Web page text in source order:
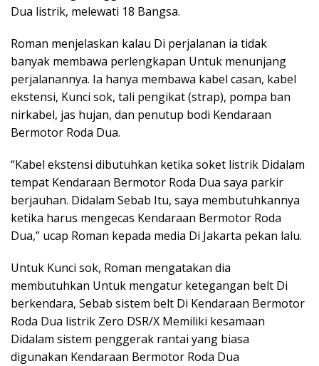
Dua listrik, melewati 18 Bangsa.
Roman menjelaskan kalau Di perjalanan ia tidak
banyak membawa perlengkapan Untuk menunjang
perjalanannya. Ia hanya membawa kabel casan, kabel
ekstensi, Kunci sok, tali pengikat (strap), pompa ban
nirkabel, jas hujan, dan penutup bodi Kendaraan
Bermotor Roda Dua.
“Kabel ekstensi dibutuhkan ketika soket listrik Didalam
tempat Kendaraan Bermotor Roda Dua saya parkir
berjauhan. Didalam Sebab Itu, saya membutuhkannya
ketika harus mengecas Kendaraan Bermotor Roda
Dua,” ucap Roman kepada media Di Jakarta pekan lalu.
Untuk Kunci sok, Roman mengatakan dia
membutuhkan Untuk mengatur ketegangan belt Di
berkendara, Sebab sistem belt Di Kendaraan Bermotor
Roda Dua listrik Zero DSR/X Memiliki kesamaan
Didalam sistem penggerak rantai yang biasa
digunakan Kendaraan Bermotor Roda Dua